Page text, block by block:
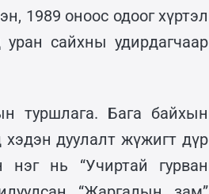
1989 оноос одоог хүртэл
сайхны удирдагчаар
туршлага. Бага байхын
дуулалт жүжигт дүр
нэг нь “Учиртай гурван